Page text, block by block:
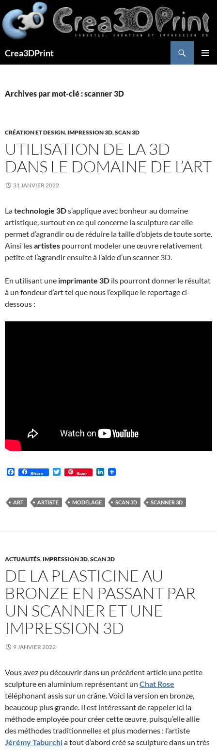
au
contenu
Crea3DPrint
Archives par mot-clé : scanner 3D
CRÉATION ET DESIGN, IMPRESSION 3D,SCAN 3D
UTILISATION DE LA 3D
DANS LE DOMAINE DE L’ART
31 JANVIER 2022
Latechnologie 3Ds’applique avec bonheur au domaine
artistique, surtout en ce qui concerne la sculpture car elle
permet d’agrandir ou de réduire la taille d’objets de toute sorte.
Ainsi lesartistes pourront modeler une œuvre relativement
petite et l’agrandir ensuite à l’aide d’un scanner 3D.
En utilisant une imprimante 3D ils pourront donner le résultat
à un fondeur d’art tel que nous l’explique le reportage ci-
dessous :
F
b
Share
T
Save
ART ARTISTE MODELAGE SCAN 3D SCANNER 3D
ACTUALITÉS, IMPRESSION 3D,SCAN 3D
DE LA PLASTICINE AU
BRONZE EN PASSANT PAR
UN SCANNER ET UNE
IMPRESSION 3D
9 JANVIER 2022
Vous avez pu découvrir dans un précédent article une petite
sculpture en aluminium représentant un Chat Rose
téléphonant assis sur un crâne. Voici la version en bronze,
beaucoup plus grande. Il est intéressant de rappeler ici la
méthode employée pour créer cette œuvre, puisqu’elle allie
des méthodes traditionnelles et plus modernes : l’artiste
Jérémy Taburchia tout d’abord créé sa sculpture dans un très